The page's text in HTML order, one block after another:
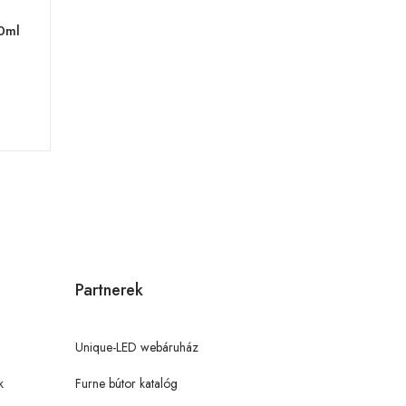
Partnerek
Unique-LED webáruház
Furne bútor katalóg